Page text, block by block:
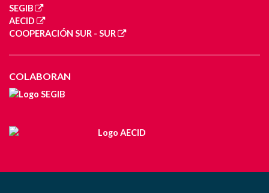
SEGIB
AECID
COOPERACIÓN SUR - SUR
COLABORAN